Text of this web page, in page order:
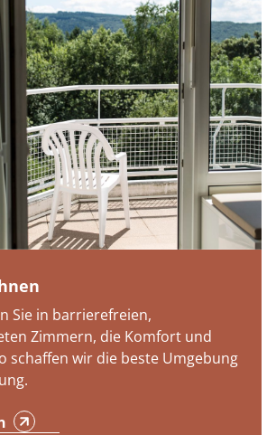
Sie in barrierefreien,
Zimmern, die Komfort und
schaffen wir die beste Umgebung